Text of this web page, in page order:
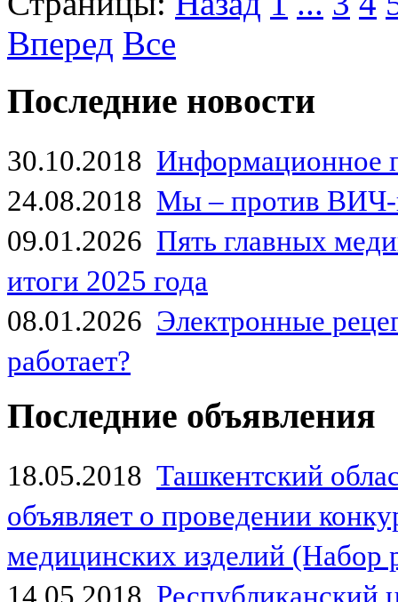
Вперед Все
Последние новости
30.10.2018 Информационное
24.08.2018 Мы – против
09.01.2026 Пять главных
итоги 2025 года
08.01.2026 Электронные
работает?
Последние объявления
18.05.2018 Ташкентский
объявляет о проведении
медицинских изделий (Набор